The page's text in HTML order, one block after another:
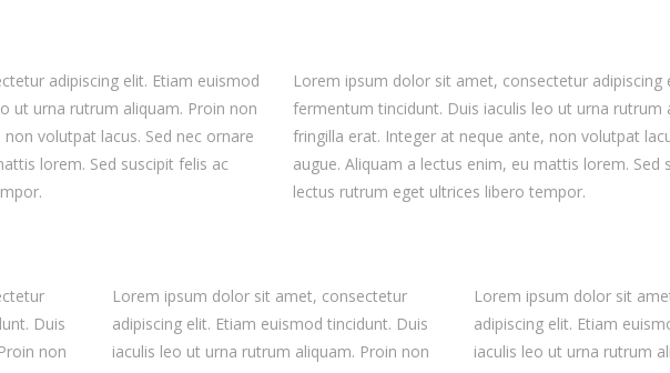
adipiscing elit. Etiam euismod
ut urna rutrum aliquam. Proin non
volutpat lacus. Sed nec ornare
lorem. Sed suscipit felis ac
Lorem ipsum dolor sit amet, consectetur adipiscing
fermentum tincidunt. Duis iaculis leo ut urna rutrum
fringilla erat. Integer at neque ante, non volutpat
augue. Aliquam a lectus enim, eu mattis lorem. Sed
lectus rutrum eget ultrices libero tempor.
Duis
non
Lorem ipsum dolor sit amet, consectetur
adipiscing elit. Etiam euismod tincidunt. Duis
iaculis leo ut urna rutrum aliquam. Proin non
Lorem ipsum dolor sit
adipiscing elit. Etiam
iaculis leo ut urna rutrum